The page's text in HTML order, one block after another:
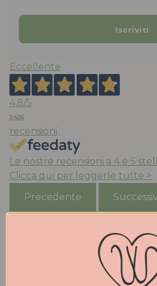
Eccellente
4,8/5
3.426
recensioni
Le nostre recensioni a 4 e 5
Clicca qui per leggerle tutte >
Precedente
Acquisto da anni le scarpe di
molto belle e comode. Qualità